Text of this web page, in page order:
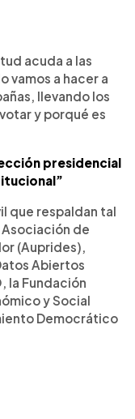
acuda a las
vamos a hacer a
llevando los
y porqué es
presidencial
que respaldan tal
de
(Auprides),
Abiertos
la Fundación
y Social
Democrático